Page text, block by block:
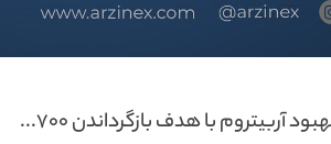
آربیتروم با هدف بازگرداندن ۷۰۰...